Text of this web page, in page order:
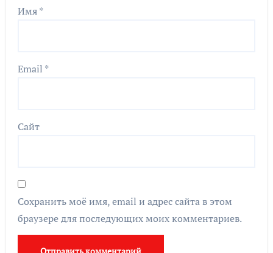
Имя*
Email *
Сайт
Сохранить моё имя, email и адрес сайта в этом
браузере для последующих моих комментариев.